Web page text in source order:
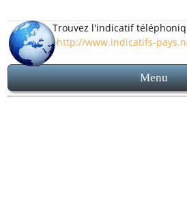
Trouvez l'indicatif téléphonique
http://www.indicatifs-
Menu